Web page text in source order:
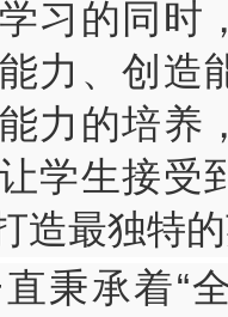
习的同时
力、创造
力的培养
学生接受
造最独特
秉承着“